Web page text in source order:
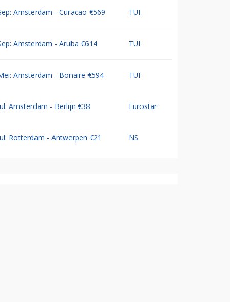
Amsterdam - Curacao €569 TUI
Amsterdam - Aruba €614 TUI
Amsterdam - Bonaire €594 TUI
Amsterdam - Berlijn €38 Eurostar
Rotterdam - Antwerpen €21 NS